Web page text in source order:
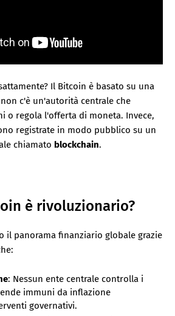
Il Bitcoin è basato su una
c'è un'autorità centrale che
o regola l'offerta di moneta. Invece,
registrate in modo pubblico su un
chiamato blockchain.
è rivoluzionario?
il panorama finanziario globale grazie
: Nessun ente centrale controlla i
immuni da inflazione
governativi.